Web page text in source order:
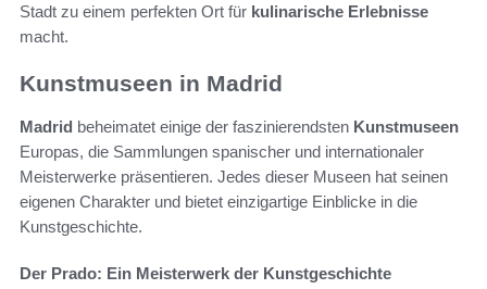
Stadt zu einem perfekten Ort für kulinarische Erlebnisse
macht.
Kunstmuseen in Madrid
Madrid beheimatet einige der faszinierendsten Kunstmuseen
Europas, die Sammlungen spanischer und internationaler
Meisterwerke präsentieren. Jedes dieser Museen hat seinen
eigenen Charakter und bietet einzigartige Einblicke in die
Kunstgeschichte.
Der Prado: Ein Meisterwerk der Kunstgeschichte